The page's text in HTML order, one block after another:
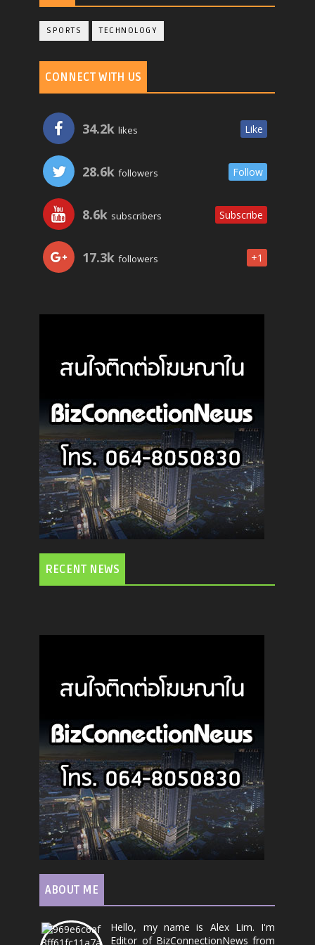
SPORTS TECHNOLOGY
CONNECT WITH US
34.2k likes Like
28.6k followers Follow
8.6k subscribers Subscribe
17.3k followers +1
RECENT NEWS
ABOUT ME
Hello, my name is Alex Lim. I'm
Editor of BizConnectionNews from